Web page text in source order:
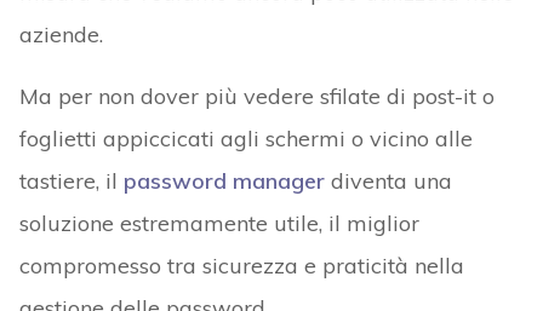
aziende.
Ma per non dover più vedere sfilate di post-it o
foglietti appiccicati agli schermi o vicino alle
tastiere, il password managerdiventa una
soluzione estremamente utile, il miglior
compromesso tra sicurezza e praticità nella